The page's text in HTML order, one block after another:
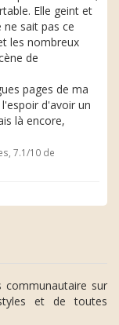
Elle geint et
ne sait pas ce
les nombreux
de
pages de ma
d'avoir un
là encore,
7.1/10 de
communautaire sur
et de toutes